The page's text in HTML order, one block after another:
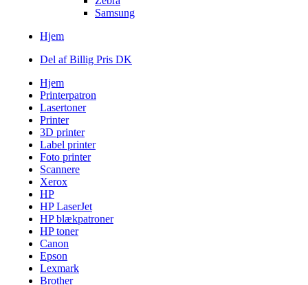
Samsung
Hjem
Del af Billig Pris DK
Hjem
Printerpatron
Lasertoner
Printer
3D printer
Label printer
Foto printer
Scannere
Xerox
HP
HP LaserJet
HP blækpatroner
HP toner
Canon
Epson
Lexmark
Brother